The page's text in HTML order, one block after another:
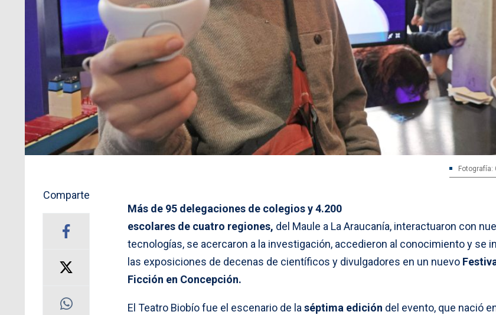
Fotografía:
Comparte
Más de 95 delegaciones de colegios y 4.200
escolares de cuatro regiones, del Maule a La Araucanía, interactuaron con
tecnologías, se acercaron a la investigación, accedieron al conocimiento y se
las exposiciones de decenas de científicos y divulgadores en un nuevo
Ficción en Concepción.
El Teatro Biobío fue el escenario de la séptima edición del evento, que nació